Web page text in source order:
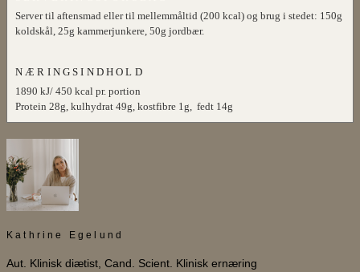
Server til aftensmad eller til mellemmåltid (200 kcal) og brug i stedet: 150g
koldskål, 25g kammerjunkere, 50g jordbær.
NÆRINGSINDHOLD
1890 kJ/ 450 kcal pr. portion
Protein 28g, kulhydrat 49g, kostfibre 1g, fedt 14g
Kathrine Egelund
Aut. Klinisk diætist, Cand. Scient. Klinisk ernæring